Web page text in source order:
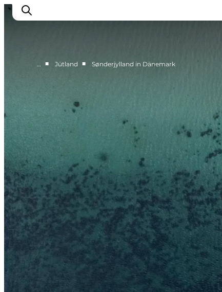
Inspiration
Erlebnisse
Unterkünfte
Reiseplanung
… ■ Jütland ■ Sønderjylland in Dänemark